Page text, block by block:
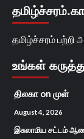
தமிழ்ச்சரம் பற்றி
உங்கள்
திலகா on முள்
August 4, 2026
இசுலாமிய சட்டம்